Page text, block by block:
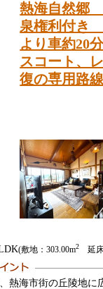
熱海自然郷
泉権利付き
より車約20
スコート、
復の専用路
(敷地：303.00m2 延床
熱海市街の丘陵地